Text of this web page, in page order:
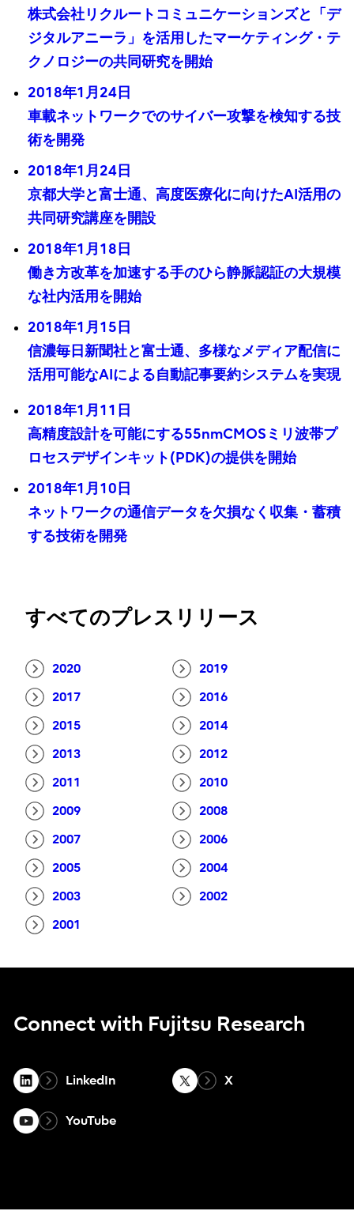
株式会社リクルートコミュニケーションズと「デ
ジタルアニーラ」を活用したマーケティング・テ
クノロジーの共同研究を開始
2018年1月24日
車載ネットワークでのサイバー攻撃を検知する技
術を開発
2018年1月24日
京都大学と富士通、高度医療化に向けたAI活用の
共同研究講座を開設
2018年1月18日
働き方改革を加速する手のひら静脈認証の大規模
な社内活用を開始
2018年1月15日
信濃毎日新聞社と富士通、多様なメディア配信に
活用可能なAIによる自動記事要約システムを実現
2018年1月11日
高精度設計を可能にする55nmCMOSミリ波帯プ
ロセスデザインキット(PDK)の提供を開始
2018年1月10日
ネットワークの通信データを欠損なく収集・蓄積
する技術を開発
すべてのプレスリリース
2020
2019
2017
2016
2015
2014
2013
2012
2011
2010
2009
2008
2007
2006
2005
2004
2003
2002
2001
Connect with Fujitsu Research
LinkedIn X
YouTube